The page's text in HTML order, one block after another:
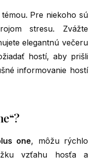
Pre niekoho sú
stresu. Zvážte
elegantnú večeru
hostí, aby prišli
informovanie hostí
one, môžu rýchlo
vzťahu hosťa a